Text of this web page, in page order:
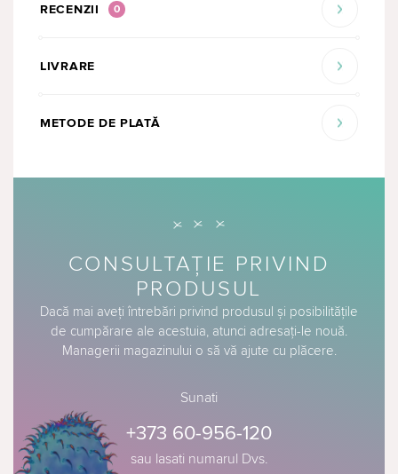
RECENZII 0
LIVRARE
METODE DE PLATĂ
CONSULTAȚIE PRIVIND
PRODUSUL
Dacă mai aveți întrebări privind produsul și posibilitățile
de cumpărare ale acestuia, atunci adresați-le nouă.
Managerii magazinului o să vă ajute cu plăcere.
Sunati
sau lasati numarul Dvs.
+373 60-956-120